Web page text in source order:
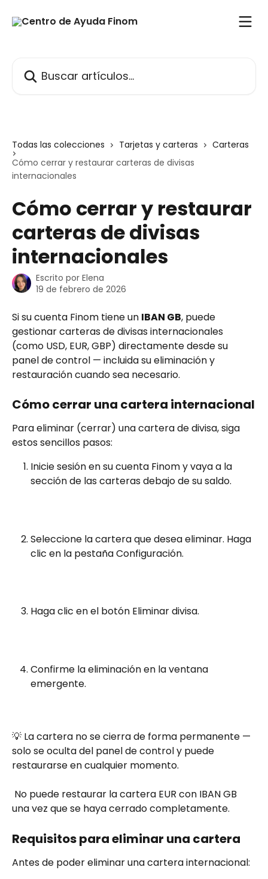
Todas las colecciones Tarjetas y carteras
Carteras
Cómo cerrar y restaurar carteras de divisas
internacionales
Cómo cerrar y restaurar
carteras de divisas
internacionales
Escrito por Elena
19 de febrero de 2026
Si su cuenta Finom tiene un IBAN GB, puede
gestionar carteras de divisas internacionales
(como USD, EUR, GBP) directamente desde su
panel de control — incluida su eliminación y
restauración cuando sea necesario.
Cómo cerrar una cartera internacional
Para eliminar (cerrar) una cartera de divisa, siga
estos sencillos pasos:
Inicie sesión en su cuenta Finom y vaya a la
sección de las carteras debajo de su saldo.
Seleccione la cartera que desea eliminar. Haga
clic en la pestaña Configuración.
Haga clic en el botón Eliminar divisa.
Confirme la eliminación en la ventana
emergente.
💡 La cartera no se cierra de forma permanente —
solo se oculta del panel de control y puede
restaurarse en cualquier momento.
una vez que se haya cerrado completamente.
Requisitos para eliminar una cartera
Antes de poder eliminar una cartera internacional: